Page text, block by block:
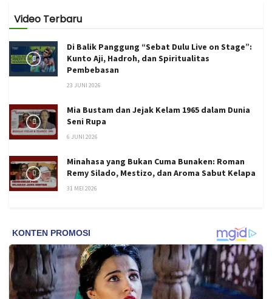
Video Terbaru
Di Balik Panggung “Sebat Dulu Live on Stage”:
Kunto Aji, Hadroh, dan Spiritualitas
Pembebasan
23 JUNI 2026
Mia Bustam dan Jejak Kelam 1965 dalam Dunia
Seni Rupa
6 JUNI 2026
Minahasa yang Bukan Cuma Bunaken: Roman
Remy Silado, Mestizo, dan Aroma Sabut Kelapa
31 MEI 2026